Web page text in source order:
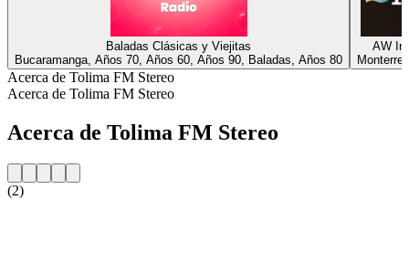
Baladas Clásicas y Viejitas
Bucaramanga, Años 70, Años 60, Años 90, Baladas, Años 80
AW
Acerca de Tolima FM Stereo
Acerca de Tolima FM Stereo
Acerca de Tolima FM Stereo
(2)